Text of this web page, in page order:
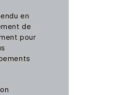
en
de
pour